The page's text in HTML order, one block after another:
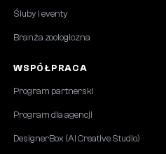
Śluby i eventy
Branża zoologiczna
WSPÓŁPRACA
Program partnerski
Program dla agencji
DesignerBox (AI Creative Studio)